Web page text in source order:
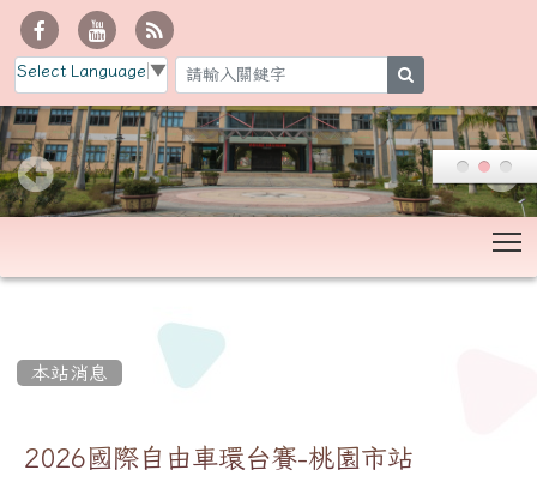
Select Language ▼
本站消息
2026國際自由車環台賽-桃園市站